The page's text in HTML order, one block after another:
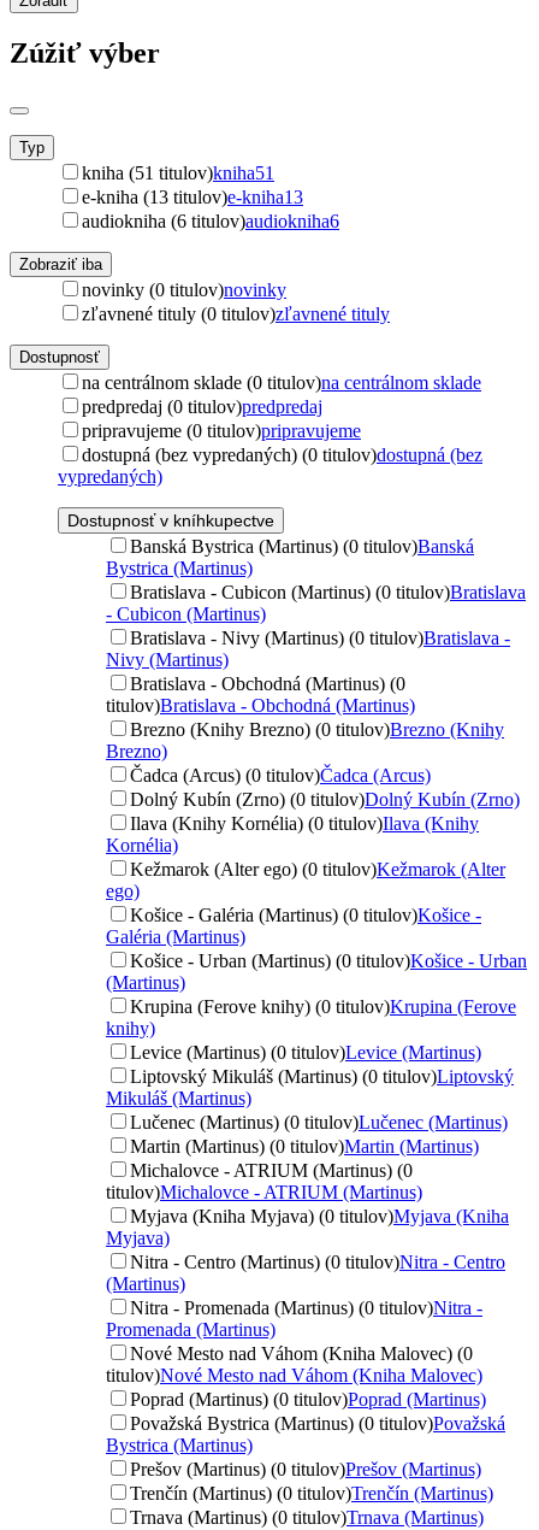
Zúžiť výber
Typ
kniha (51 titulov)kniha51
e-kniha (13 titulov)e-kniha13
audiokniha (6 titulov)audiokniha6
Zobraziť iba
novinky (0 titulov)novinky
zľavnené tituly (0 titulov)zľavnené tituly
Dostupnosť
na centrálnom sklade (0 titulov)na centrálnom sklade
predpredaj (0 titulov)predpredaj
pripravujeme (0 titulov)pripravujeme
dostupná (bez vypredaných) (0 titulov)dostupná (bez
vypredaných)
Dostupnosť v kníhkupectve
Banská Bystrica (Martinus) (0 titulov)Banská
Bystrica (Martinus)
Bratislava - Cubicon (Martinus) (0 titulov)Bratislava
- Cubicon (Martinus)
Bratislava - Nivy (Martinus) (0 titulov)Bratislava -
Nivy (Martinus)
Bratislava - Obchodná (Martinus) (0
titulov)Bratislava - Obchodná (Martinus)
Brezno (Knihy Brezno) (0 titulov)Brezno (Knihy
Brezno)
Čadca (Arcus) (0 titulov)Čadca (Arcus)
Dolný Kubín (Zrno) (0 titulov)Dolný Kubín (Zrno)
Ilava (Knihy Kornélia) (0 titulov)Ilava (Knihy
Kornélia)
Kežmarok (Alter ego) (0 titulov)Kežmarok (Alter
ego)
Košice - Galéria (Martinus) (0 titulov)Košice -
Galéria (Martinus)
Košice - Urban (Martinus) (0 titulov)Košice - Urban
(Martinus)
Krupina (Ferove knihy) (0 titulov)Krupina (Ferove
knihy)
Levice (Martinus) (0 titulov)Levice (Martinus)
Liptovský Mikuláš (Martinus) (0 titulov)Liptovský
Mikuláš (Martinus)
Lučenec (Martinus) (0 titulov)Lučenec (Martinus)
Martin (Martinus) (0 titulov)Martin (Martinus)
Michalovce - ATRIUM (Martinus) (0
titulov)Michalovce - ATRIUM (Martinus)
Myjava (Kniha Myjava) (0 titulov)Myjava (Kniha
Myjava)
Nitra - Centro (Martinus) (0 titulov)Nitra - Centro
(Martinus)
Nitra - Promenada (Martinus) (0 titulov)Nitra -
Promenada (Martinus)
Nové Mesto nad Váhom (Kniha Malovec) (0
titulov)Nové Mesto nad Váhom (Kniha Malovec)
Poprad (Martinus) (0 titulov)Poprad (Martinus)
Považská Bystrica (Martinus) (0 titulov)Považská
Bystrica (Martinus)
Prešov (Martinus) (0 titulov)Prešov (Martinus)
Trenčín (Martinus) (0 titulov)Trenčín (Martinus)
Trnava (Martinus) (0 titulov)Trnava (Martinus)